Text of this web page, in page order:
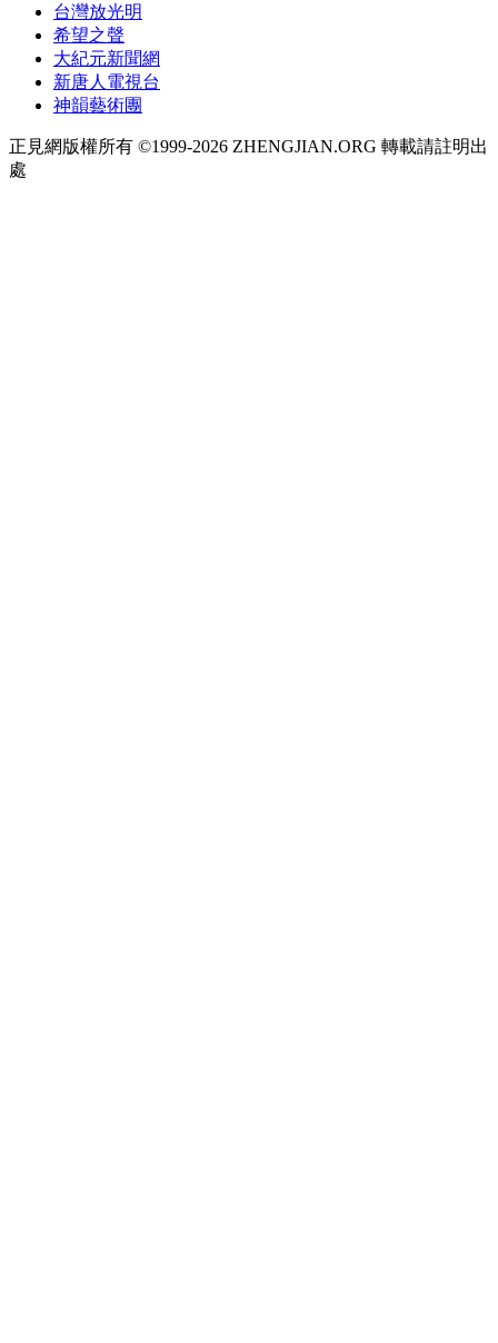
台灣放光明
希望之聲
大紀元新聞網
新唐人電視台
神韻藝術團
正見網版權所有 ©1999-2026 ZHENGJIAN.ORG 轉載請註明出
處